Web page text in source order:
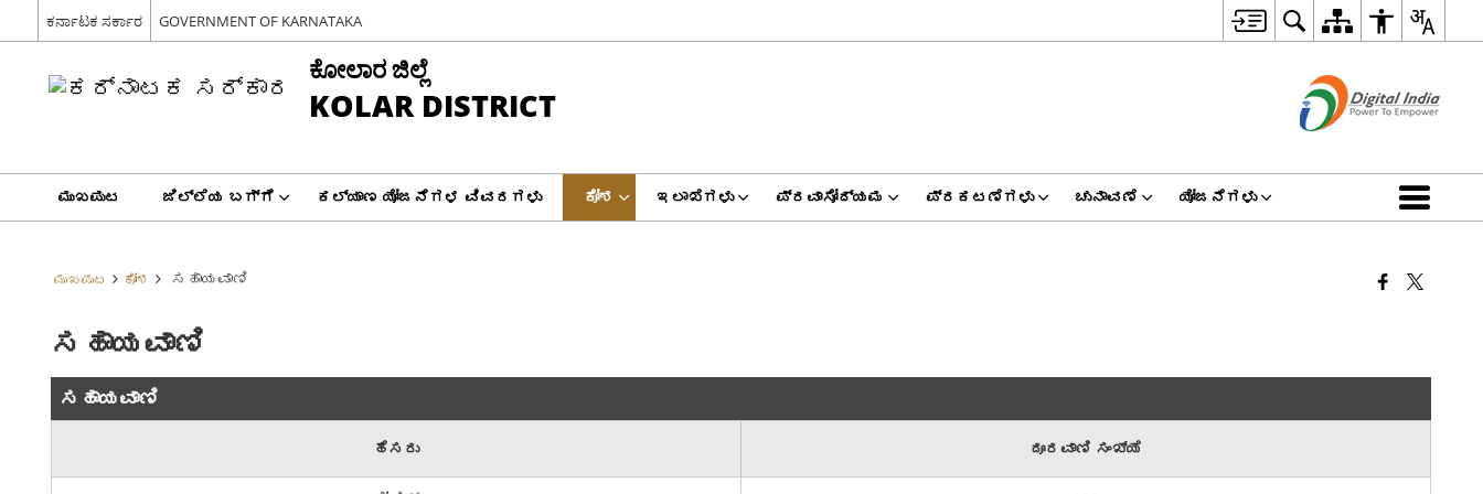
ಕರ್ನಾಟಕ ಸರ್ಕಾರ GOVERNMENT OF KARNATAKA
ಕೋಲಾರ ಜಿಲ್ಲೆ
KOLAR DISTRICT
ಮುಖಪುಟ ಜಿಲ್ಲೆಯ ಬಗ್ಗೆ ಕಲ್ಯಾಣ ಯೋಜನೆಗಳ ವಿವರಗಳು ಕೋಶ ಇಲಾಖೆಗಳು ಪ್ರವಾಸೋದ್ಯಮ ಪ್ರಕಟಣೆಗಳು ಚುನಾವಣೆ ಯೋಜನೆಗಳು
ಮುಖಪುಟ ಕೋಶ ಸಹಾಯವಾಣಿ
ಸಹಾಯವಾಣಿ
ಸಹಾಯವಾಣಿ
ಹೆಸರು ದೂರವಾಣಿ ಸಂಖ್ಯೆ